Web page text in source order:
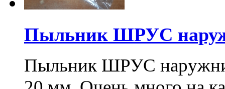
Пыльник ШРУС
Пыльник ШРУС